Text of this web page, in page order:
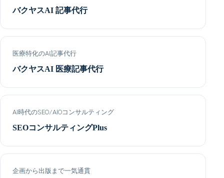
バクヤスAI 記事代行
医療特化のAI記事代行
バクヤスAI 医療記事代行
AI時代のSEO/AIOコンサルティング
SEOコンサルティングPlus
企画から出版まで一気通貫